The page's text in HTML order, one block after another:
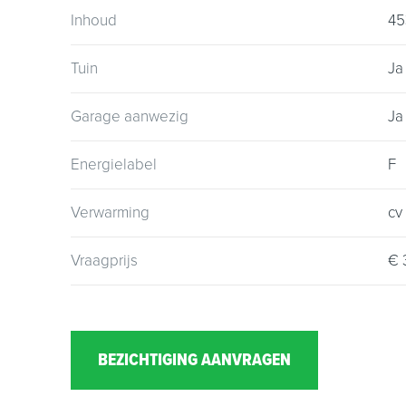
comfortabele plek die helemaal aansluit bij
Inhoud
Tuin Ja
Garage aanwezig Ja
Energielabel F
Verwarming
Vraagprijs €
BEZICHTIGING AANVRAGEN